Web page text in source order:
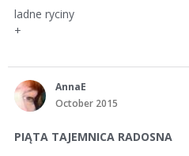
ladne ryciny
+
AnnaE
October 2015
PIĄTA TAJEMNICA RADOSNA